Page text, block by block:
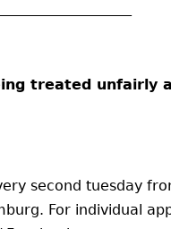
treated unfairly
second tuesday
For individual